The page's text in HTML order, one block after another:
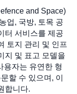
and Space)
업, 국방, 토목 공
터 서비스를 제공
토지 관리 및 인프
지 및 표고 모델을
용자는 유연한 형
할 수 있으며, 이
합니다.